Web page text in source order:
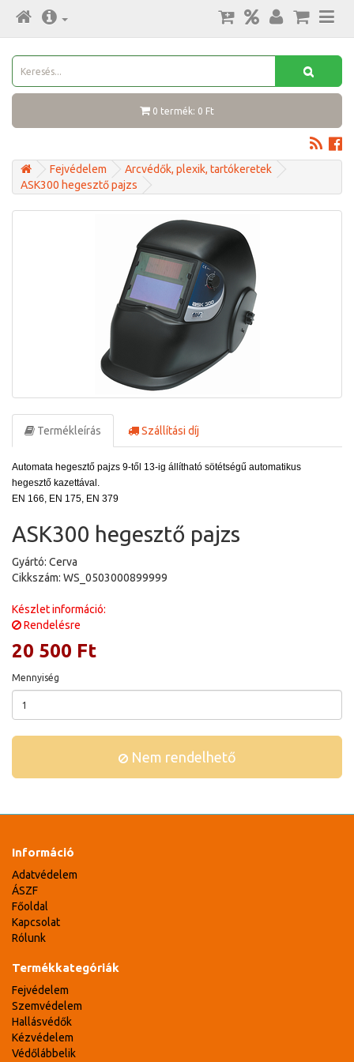
0 termék: 0 Ft
Fejvédelem
Arcvédők, plexik, tartókeretek
ASK300 hegesztő pajzs
Termékleírás Szállítási díj
Automata hegesztő pajzs 9-től 13-ig állítható sötétségű automatikus
hegesztő kazettával.
EN 166, EN 175, EN 379
ASK300 hegesztő pajzs
Gyártó: Cerva
Cikkszám: WS_0503000899999
Készlet információ:
Rendelésre
20 500 Ft
Mennyiség
Nem rendelhető
Információ
Adatvédelem
ÁSZF
Főoldal
Kapcsolat
Rólunk
Termékkategóriák
Fejvédelem
Szemvédelem
Hallásvédők
Kézvédelem
Védőlábbelik